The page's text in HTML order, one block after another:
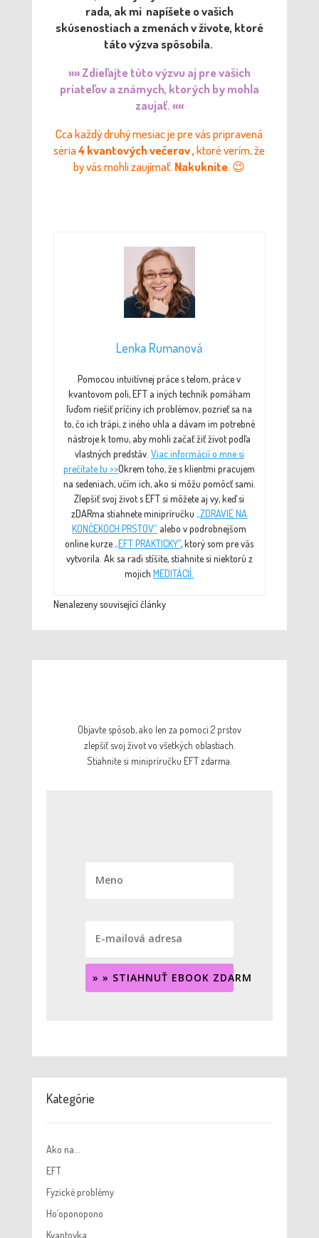
rada, ak mi napíšete o vašich
skúsenostiach a zmenách v živote, ktoré
táto výzva spôsobila.
»» Zdieľajte túto výzvu aj pre vašich
priateľov a známych, ktorých by mohla
zaujať. ««
Cca každý druhý mesiac je pre vás pripravená
séria4 kvantových večerov ,ktoré verím, že
by vás mohli zaujímať. Nakuknite. 😉
Lenka Rumanová
Pomocou intuitívnej práce s telom, práce v
kvantovom poli, EFT a iných techník pomáham
ľuďom riešiť príčiny ich problémov, pozrieť sa na
to, čo ich trápi, z iného uhla a dávam im potrebné
nástroje k tomu, aby mohli začať žiť život podľa
vlastných predstáv. Viac informácií o mne si
prečítate tu >>Okrem toho, že s klientmi pracujem
na sedeniach, učím ich, ako si môžu pomôcť sami.
Zlepšiť svoj život s EFT si môžete aj vy, keď si
zDARma stiahnete minipríručku„ZDRAVIE NA
KONČEKOCH PRSTOV“ alebo v podrobnejšom
online kurze„EFT PRAKTICKY“, ktorý som pre vás
vytvorila. Ak sa radi stíšite, stiahnite si niektorú z
mojichMEDITÁCIÍ.
Nenalezeny související články
Objavte spôsob, ako len za pomoci 2 prstov
zlepšiť svoj život vo všetkých oblastiach.
Stiahnite si minipríručku EFT zdarma.
» » STIAHNUŤ EBOOK ZDARMA « «
Kategórie
Ako na…
EFT
Fyzické problémy
Ho´oponopono
Kvantovka